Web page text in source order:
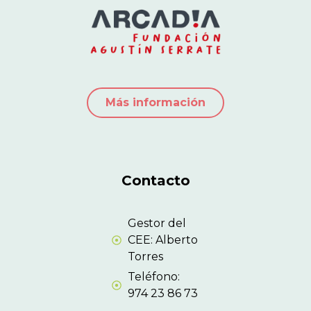
Más información
Contacto
Gestor del
CEE: Alberto
Torres
Teléfono:
974 23 86 73